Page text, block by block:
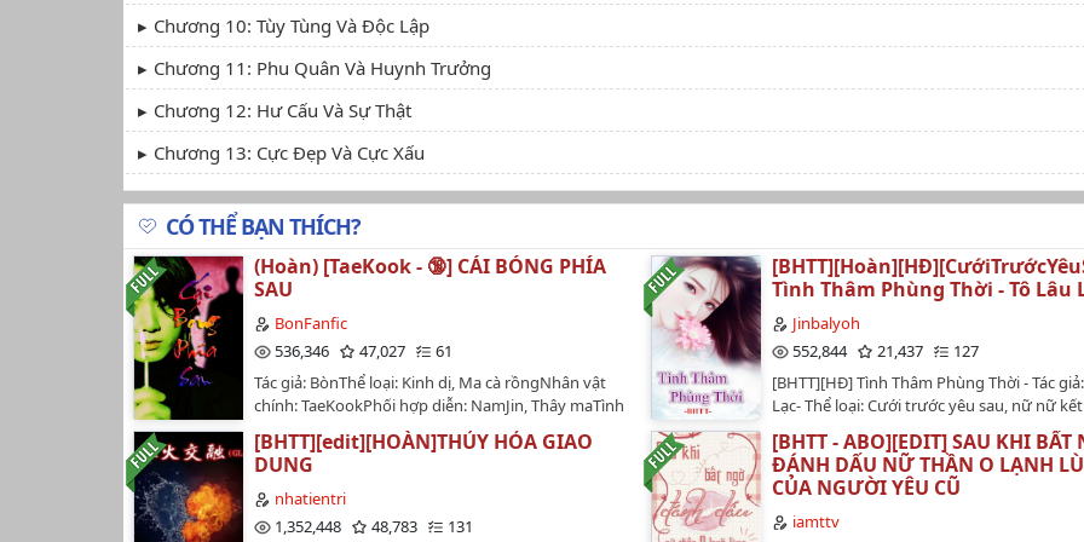
Chương 10: Tùy Tùng Và Độc Lập
Chương 11: Phu Quân Và Huynh Trưởng
Chương 12: Hư Cấu Và Sự Thật
Chương 13: Cực Đẹp Và Cực Xấu
Chương 14: Tôn Quý Và Bình Thường
Chương 15: Ngu Dốt Và Trung Thành
Chương 16: Bảo Vệ Và Gây Họa
Chương 17: Thức Ăn Và Giảm Béo
Chương 18
Chương 19
Chương 20
Chương 21
Chương 22
CÓ THỂ BẠN THÍCH?
(Hoàn) [TaeKook - 🔞] CÁI BÓNG PHÍA
SAU
BonFanfic
536,346
47,027
61
Tác giả: BònThể loại: Kinh dị, Ma cà rồngNhân vật
chính: TaeKookPhối hợp diễn: NamJin, Thây maTình
trạng: hoàn ~Tóm tắt:Hắn thề sau 1000 năm luân
hồi sẽ giẫm đạp lên thế giới, tái sinh thân xác người
hắn yêu. Nhưng...…
Tình Thâm Phùng Thời - Tô Lâu
Jinbalyoh
552,844
21,437
127
[BHTT][HĐ] Tình Thâm Phùng Thời - Tác
Lạc- Thể loại: Cưới trước yêu sau, nữ nữ kết
ngược nhẹ nhàng âm
án:Trước khi kết hôn, Ôn Khinh Hàn đối với
Thanh Thu nói: ta không có thời gian đi
quá nhiều người, phải hiểu rõ một phen còn
tốn thời gian phí sức. Không bằng ngươi ta
[BHTT][edit][HOÀN]THỦY HỎA GIAO
DUNG
nhatientri
1,352,448
48,783
131
[BHTT - ABO][EDIT] SAU KHI BẤT
ĐÁNH DẤU NỮ THẦN O LẠNH
CỦA NGƯỜI YÊU CŨ
iamttv